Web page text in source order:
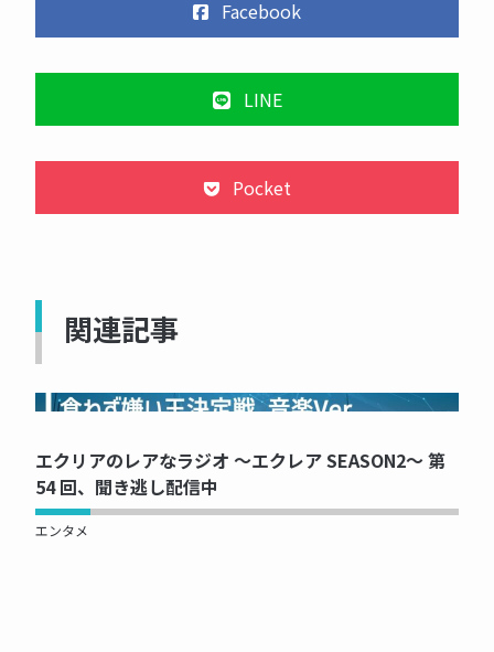
Facebook
LINE
Pocket
関連記事
NOW PRINTING...
エクリアのレアなラジオ ～エクレア SEASON2～ 第
54 回、聞き逃し配信中
エンタメ